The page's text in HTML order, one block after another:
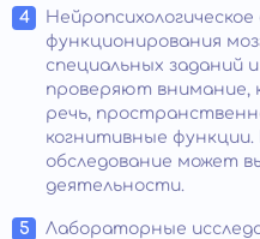
функционирования
специальных заданий
проверяют внимание,
речь,
когнитивные функции.
обследование может
деятельности.
Лабораторные